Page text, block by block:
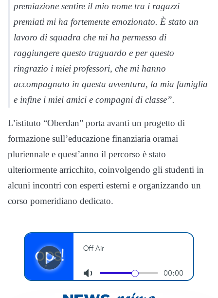
premiazione sentire il mio nome tra i ragazzi
premiati mi ha fortemente emozionato. È stato un
lavoro di squadra che mi ha permesso di
raggiungere questo traguardo e per questo
ringrazio i miei professori, che mi hanno
accompagnato in questa avventura, la mia famiglia
e infine i miei amici e compagni di classe”.
L’istituto “Oberdan” porta avanti un progetto di
formazione sull’educazione finanziaria oramai
pluriennale e quest’anno il percorso è stato
ulteriormente arricchito, coinvolgendo gli studenti in
alcuni incontri con esperti esterni e organizzando un
corso pomeridiano dedicato.